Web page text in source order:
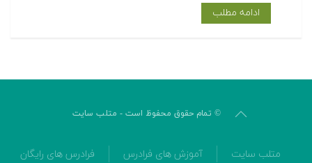
ادامه مطلب
© تمام حقوق محفوظ است - متلب سایت
متلب سایت آموزش های فرادرس فرادرس های رایگان